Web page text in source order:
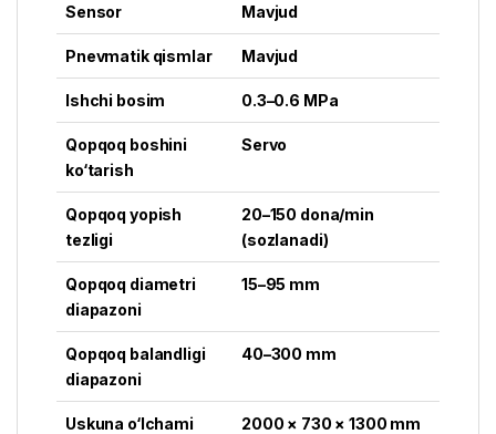
Sensor Mavjud
Pnevmatik qismlar Mavjud
Ishchi bosim 0.3–0.6 MPa
Qopqoq boshini
ko‘tarish
Servo
Qopqoq yopish
tezligi
20–150 dona/min
(sozlanadi)
Qopqoq diametri
diapazoni
15–95 mm
Qopqoq balandligi
diapazoni
40–300 mm
Uskuna o‘lchami 2000 × 730 × 1300 mm